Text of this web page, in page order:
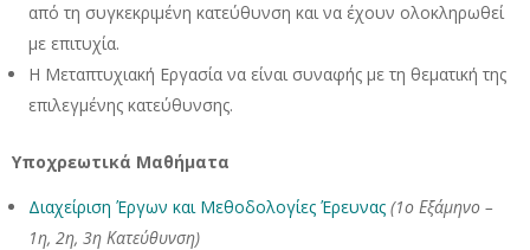
από τη συγκεκριμένη κατεύθυνση και να έχουν ολοκληρωθεί
με επιτυχία.
Η Μεταπτυχιακή Εργασία να είναι συναφής με τη θεματική της
επιλεγμένης κατεύθυνσης.
Υποχρεωτικά Μαθήματα
Διαχείριση Έργων και Μεθοδολογίες Έρευνας (1ο Εξάμηνο –
1η, 2η, 3η Κατεύθυνση)